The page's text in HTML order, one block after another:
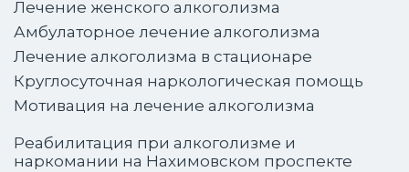
Лечение женского алкоголизма
Амбулаторное лечение алкоголизма
Лечение алкоголизма в стационаре
Круглосуточная наркологическая помощь
Мотивация на лечение алкоголизма
Реабилитация при алкоголизме и
наркомании на Нахимовском проспекте